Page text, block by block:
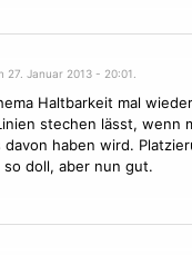
27. Januar 2013 - 20:01.
Haltbarkeit mal
stechen lässt, wenn
davon haben wird.
doll, aber nun gut.